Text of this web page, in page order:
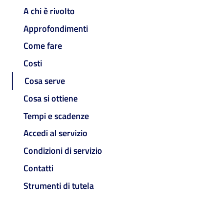
A chi è rivolto
Approfondimenti
Come fare
Costi
Cosa serve
Cosa si ottiene
Tempi e scadenze
Accedi al servizio
Condizioni di servizio
Contatti
Strumenti di tutela